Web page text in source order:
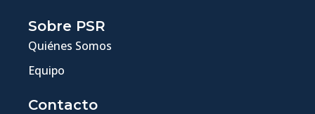
Sobre PSR
Quiénes Somos
Equipo
Contacto